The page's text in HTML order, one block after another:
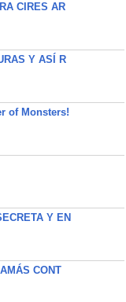
CIRES AR
Y ASÍ R
of Monsters!
Y EN
CONT